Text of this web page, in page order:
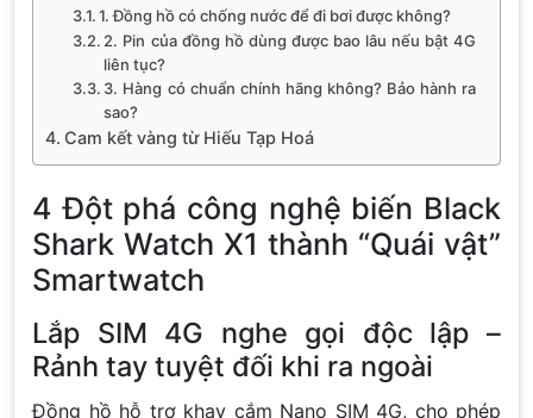
1. Đồng hồ có chống nước để đi bơi được không?
2. Pin của đồng hồ dùng được bao lâu nếu bật 4G
liên tục?
3. Hàng có chuẩn chính hãng không? Bảo hành ra
sao?
Cam kết vàng từ Hiếu Tạp Hoá
4 Đột phá công nghệ biến Black
Shark Watch X1 thành “Quái vật”
Smartwatch
Lắp SIM 4G nghe gọi độc lập –
Rảnh tay tuyệt đối khi ra ngoài
Đồng hồ hỗ trợ khay cắm Nano SIM 4G, cho phép